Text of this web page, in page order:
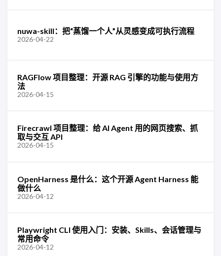
nuwa-skill：把“蒸馏一个人”从灵感变成可执行流程
2026-04-22
RAGFlow 项目整理：开源 RAG 引擎的功能与使用方
法
2026-04-15
Firecrawl 项目整理：给 AI Agent 用的网页搜索、抓
取与交互 API
2026-04-15
OpenHarness 是什么：这个开源 Agent Harness 能
做什么
2026-04-12
Playwright CLI 使用入门：安装、Skills、会话管理与
常用命令
2026-04-12